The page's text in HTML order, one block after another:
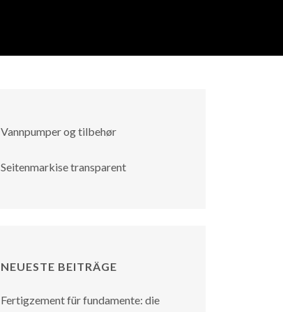
Vannpumper og tilbehør
Seitenmarkise transparent
NEUESTE BEITRÄGE
Fertigzement für fundamente: die